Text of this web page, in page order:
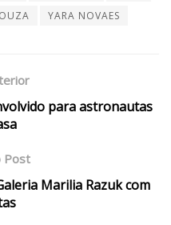
YARA NOVAES
para astronautas
Post
Marilia Razuk com